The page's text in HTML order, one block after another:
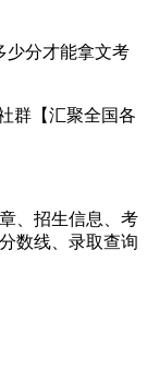
少分才能拿文考
群【汇聚全国各
、招生信息、考
数线、录取查询